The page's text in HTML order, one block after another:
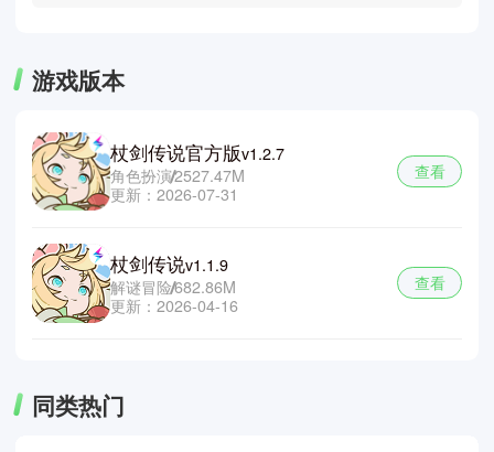
游戏版本
杖剑传说官方版v1.2.7
角色扮演2527.47M
更新：2026-07-31
查看
杖剑传说v1.1.9
解谜冒险682.86M
更新：2026-04-16
查看
同类热门